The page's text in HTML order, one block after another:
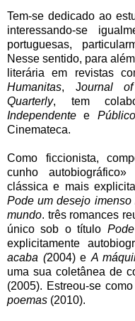
Tem-se dedicado ao
interessando-se
portuguesas,
Nesse sentido, para
literária em revistas
Humanitas, Journal
Quarterly, tem
Independente e Público
Cinemateca.
Como ficcionista,
cunho
clássica e mais
Pode um desejo imenso
mundo. três romances
único sob o título
explicitamente
acaba (2004) e A
uma sua coletânea de
(2005). Estreou-se
poemas (2010).